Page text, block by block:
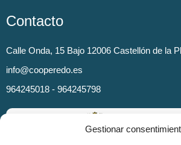
Gestionar
Contacto
Calle Onda, 15 Bajo 12006 Castellón de la
info@cooperedo.es
964245018 - 964245798